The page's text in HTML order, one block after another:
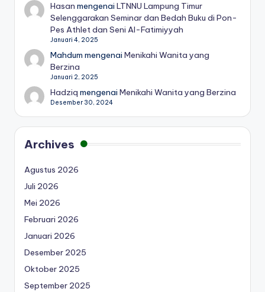
Hasan mengenaiLTNNU Lampung Timur
Selenggarakan Seminar dan Bedah Buku di Pon-
Pes Athlet dan Seni Al-Fatimiyyah
Januari 4, 2025
Mahdum mengenaiMenikahi Wanita yang
Berzina
Januari 2, 2025
Hadziq mengenaiMenikahi Wanita yang Berzina
Desember 30, 2024
Archives
Agustus 2026
Juli 2026
Mei 2026
Februari 2026
Januari 2026
Desember 2025
Oktober 2025
September 2025